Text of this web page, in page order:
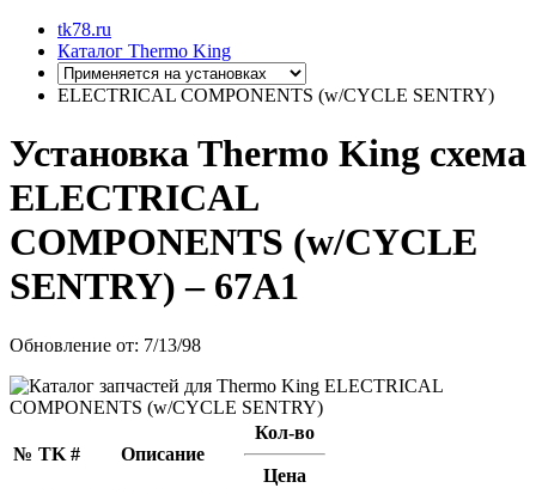
tk78.ru
Каталог Thermo King
ELECTRICAL COMPONENTS (w/CYCLE SENTRY)
Установкa Thermo King схема
ELECTRICAL
COMPONENTS (w/CYCLE
SENTRY) – 67A1
Обновление от: 7/13/98
№ TK # Описание
Кол-во
Цена